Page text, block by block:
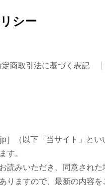
シー
定商取引法に基づく表記
］（以下「当サイト」と
す。
読みいただき、同意された
ますので、最新の内容を